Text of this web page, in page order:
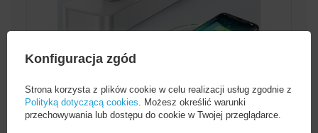
Konfiguracja zgód
Strona korzysta z plików cookie w celu realizacji usług zgodnie z
Polityką dotyczącą cookies . Możesz określić warunki
przechowywania lub dostępu do cookie w Twojej przeglądarce.